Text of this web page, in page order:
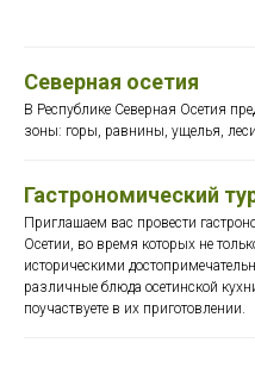
Северная осетия
В Республике Северная Осетия
зоны: горы, равнины, ущелья,
Гастрономический
Приглашаем вас провести
Осетии, во время которых не
историческими
различные блюда осетинской
поучаствуете в их приготовлении.